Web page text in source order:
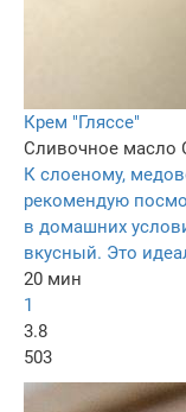
Крем "Гляссе"
Сливочное масло
К слоеному,
рекомендую
в домашних
вкусный. Это
20 мин
1
3.8
503